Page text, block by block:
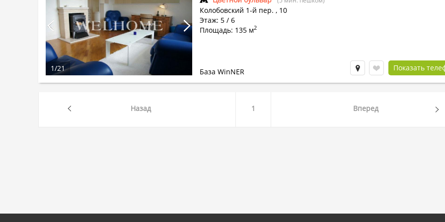
Колобовский 1-й пер. , 10
Этаж: 5 / 6
Площадь: 135 м2
База WinNER Показать
1/21
Назад 1 Вперед